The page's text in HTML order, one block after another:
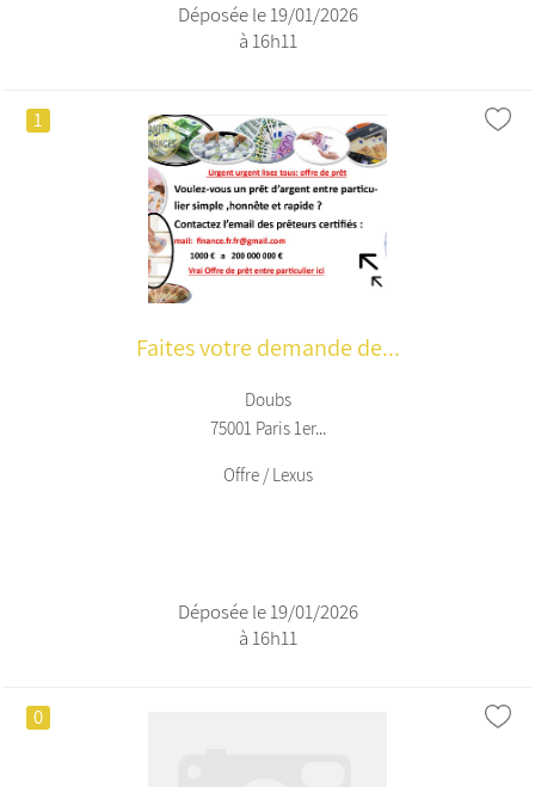
Déposée le 19/01/2026
à 16h11
1
Faites votre demande de...
Doubs
75001 Paris 1er...
Offre / Lexus
Déposée le 19/01/2026
à 16h11
0